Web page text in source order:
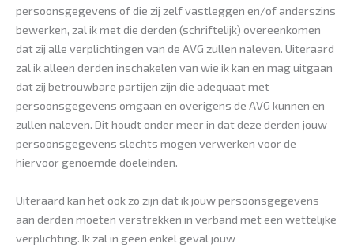
persoonsgegevens of die zij zelf vastleggen en/of anderszins
bewerken, zal ik met die derden (schriftelijk) overeenkomen
dat zij alle verplichtingen van de AVG zullen naleven. Uiteraard
zal ik alleen derden inschakelen van wie ik kan en mag uitgaan
dat zij betrouwbare partijen zijn die adequaat met
persoonsgegevens omgaan en overigens de AVG kunnen en
zullen naleven. Dit houdt onder meer in dat deze derden jouw
persoonsgegevens slechts mogen verwerken voor de
hiervoor genoemde doeleinden.
Uiteraard kan het ook zo zijn dat ik jouw persoonsgegevens
aan derden moeten verstrekken in verband met een wettelijke
verplichting. Ik zal in geen enkel geval jouw